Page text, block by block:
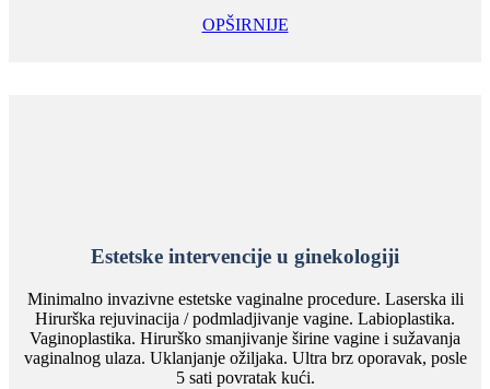
OPŠIRNIJE
Estetske intervencije u ginekologiji
Minimalno invazivne estetske vaginalne procedure. Laserska ili
Hirurška rejuvinacija / podmladjivanje vagine. Labioplastika.
Vaginoplastika. Hirurško smanjivanje širine vagine i sužavanja
vaginalnog ulaza. Uklanjanje ožiljaka. Ultra brz oporavak, posle
5 sati povratak kući.